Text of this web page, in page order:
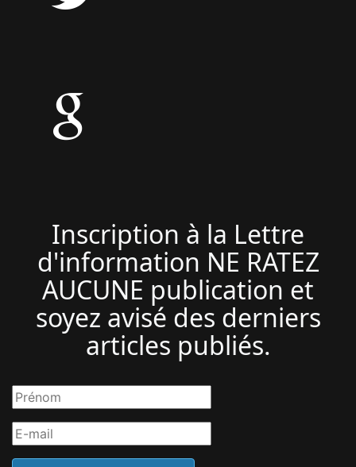
Inscription à la Lettre
d'information NE RATEZ
AUCUNE publication et
soyez avisé des derniers
articles publiés.